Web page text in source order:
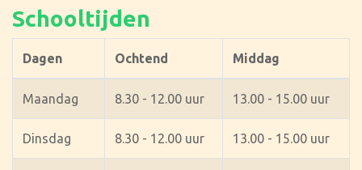
Schooltijden
Dagen Ochtend Middag
Maandag 8.30 - 12.00 uur 13.00 - 15.00 uur
Dinsdag 8.30 - 12.00 uur 13.00 - 15.00 uur